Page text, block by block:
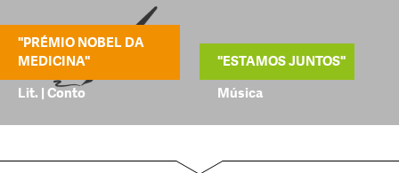
"PRÉMIO NOBEL DA
MEDICINA"
Lit. | Conto
"ESTAMOS JUNTOS"
Música